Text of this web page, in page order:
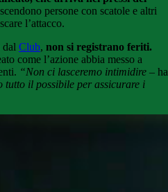
persone con scatole e altri
l’attacco.
dal Club, non si registrano feriti.
come l’azione abbia messo a
“Non ci lasceremo intimidire – ha
tutto il possibile per assicurare i